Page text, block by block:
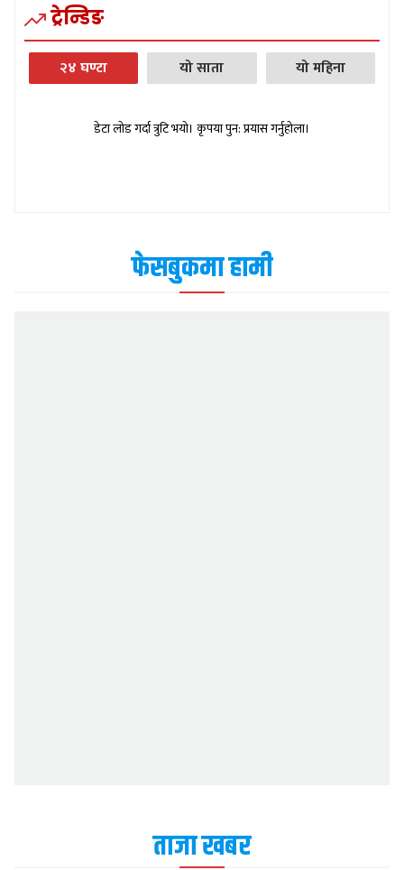
ट्रेन्डिङ
२४ घण्टा यो साता यो महिना
डेटा लोड गर्दा त्रुटि भयो। कृपया पुन: प्रयास गर्नुहोला।
फेसबुकमा हामी
ताजा खबर